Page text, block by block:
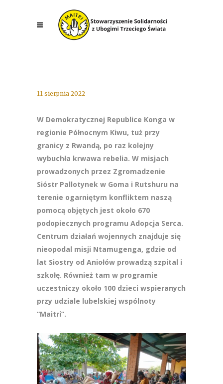
11 sierpnia 2022
W Demokratycznej Republice Konga w
regionie Północnym Kiwu, tuż przy
granicy z Rwandą, po raz kolejny
wybuchła krwawa rebelia. W misjach
prowadzonych przez Zgromadzenie
Sióstr Pallotynek w Goma i Rutshuru na
terenie ogarniętym konfliktem naszą
pomocą objętych jest około 670
podopiecznych programu Adopcja Serca.
Centrum działań wojennych znajduje się
nieopodal misji Ntamugenga, gdzie od
lat Siostry od Aniołów prowadzą szpital i
szkołę. Również tam w programie
uczestniczy około 100 dzieci wspieranych
przy udziale lubelskiej wspólnoty
“Maitri”.